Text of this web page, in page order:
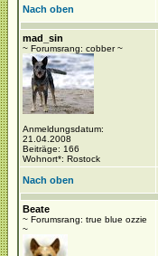
Nach oben
mad_sin
~ Forumsrang: cobber ~
Anmeldungsdatum:
21.04.2008
Beiträge: 166
Wohnort*: Rostock
Nach oben
Beate
~ Forumsrang: true blue ozzie
~